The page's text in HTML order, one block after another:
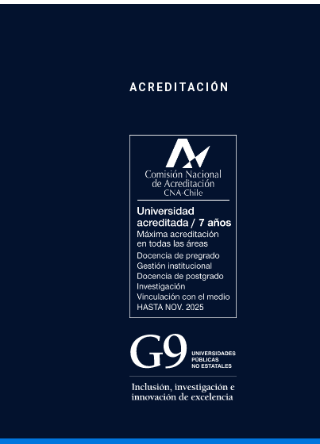
ACREDITACIÓN